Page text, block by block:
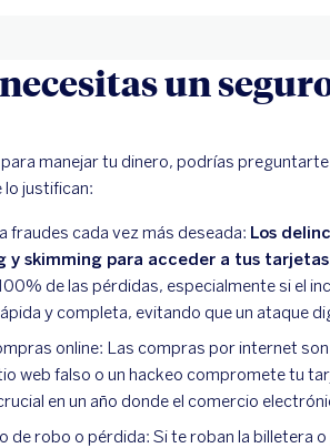
un
manejar tu dinero, podrías
lo justifican:
fraudes cada vez más deseada: Los
y skimming para acceder a tus tarjetas
de las pérdidas, especialmente si el
y completa, evitando que un ataque
online: Las compras por internet
web falso o un hackeo compromete tu
en un año donde el comercio
de robo o pérdida: Si te roban la billetera